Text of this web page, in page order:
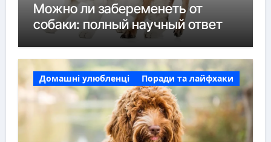
Можно ли забеременеть от
собаки: полный научный ответ
Домашні улюбленці Поради та лайфхаки